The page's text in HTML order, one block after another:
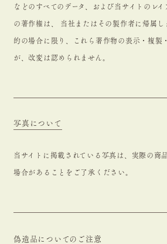
などのすべてのデータ、および当サイトのレ
の著作権は、 当社またはその製作者に帰属し
的の場合に限り、これら著作物の表示・複製
が、改変は認められません。
写真について
当サイトに掲載されている写真は、実際の商
場合があることをご了承ください。
偽造品についてのご注意